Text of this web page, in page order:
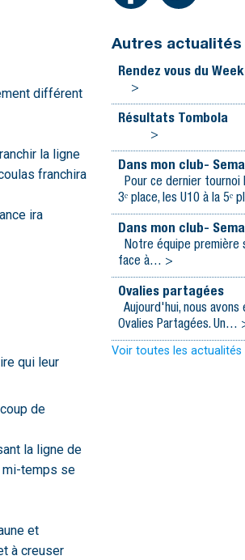
différent
la ligne
franchira
ira
qui leur
de
la ligne de
mi-temps se
et
à creuser
Autres actualités
Rendez vous du
>
Résultats Tombola
>
Dans mon club-
Pour ce dernier tournoi
3ᵉ place, les U10 à la 5ᵉ
Dans mon club-
Notre équipe première
face à… >
Ovalies partagées
Aujourd'hui, nous avons
Ovalies Partagées. Un…
Voir toutes les actualités